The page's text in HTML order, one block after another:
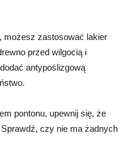
możesz zastosować lakier
przed wilgocią i
antypoślizgową
pontonu, upewnij się, że
Sprawdź, czy nie ma żadnych